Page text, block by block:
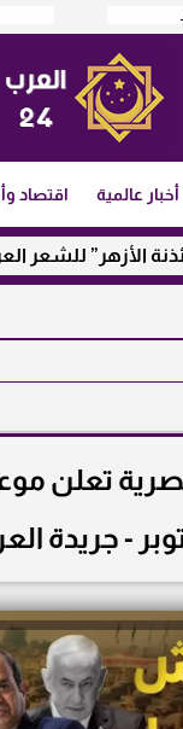
أخبار عالمية اقتصاد
للشعر العربي
تعلن